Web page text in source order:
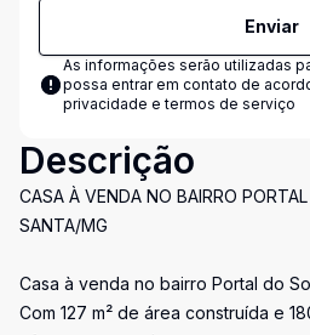
Enviar
As informações serão utilizadas
possa entrar em contato de
privacidade e termos de serviço
Descrição
CASA À VENDA NO BAIRRO
SANTA/MG
Casa à venda no bairro Portal do
Com 127 m² de área construída e